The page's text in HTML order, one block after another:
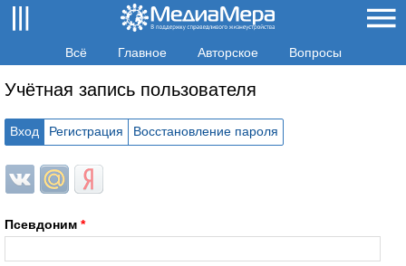
Всё Главное Авторское Вопросы
Учётная запись пользователя
Вход Регистрация Восстановление пароля
Login with ВКонтакте
Login with Mail.ru
Login with Яндекс
Псевдоним *